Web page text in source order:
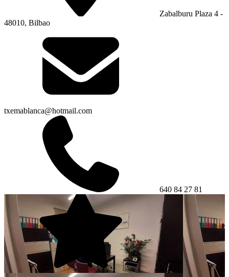
Zabalburu Plaza 4 -
48010, Bilbao
txemablanca@hotmail.com
640 84 27 81
(93)